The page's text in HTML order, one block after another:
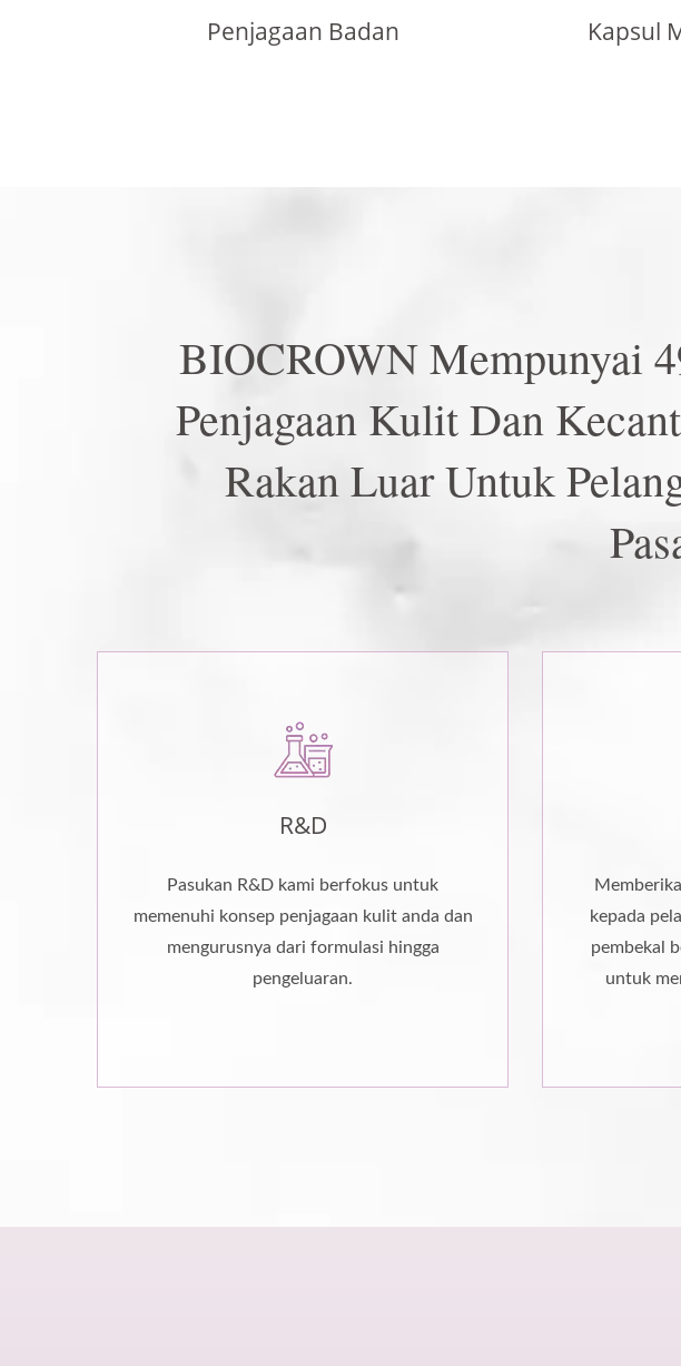
Penjagaan Badan Kapsul
BIOCROWN Mempunyai
Penjagaan Kulit Dan
Rakan Luar Untuk
R&D
Pasukan R&D kami berfokus untuk
memenuhi konsep penjagaan kulit anda dan
mengurusnya dari formulasi hingga
pengeluaran.
kepada
pembekal
untuk